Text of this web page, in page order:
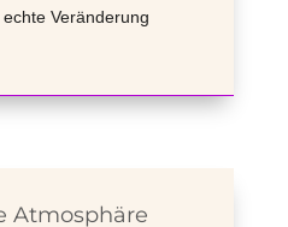
Veränderung
Atmosphäre